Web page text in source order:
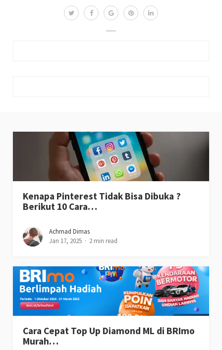
Kenapa Pinterest Tidak Bisa Dibuka ?
Berikut 10 Cara…
Achmad Dimas
Jan 17, 2025
2 min read
Cara Cepat Top Up Diamond ML di BRImo
Murah…